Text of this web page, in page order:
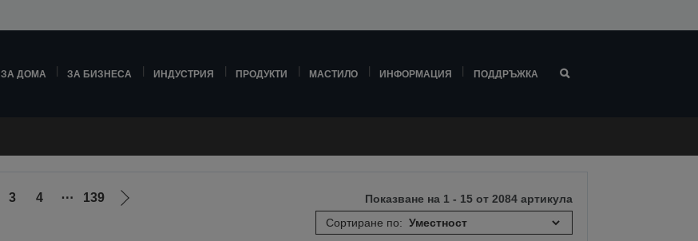
ЗА ДОМА ЗА БИЗНЕСА ИНДУСТРИЯ ПРОДУКТИ МАСТИЛО ИНФОРМАЦИЯ ПОДДРЪЖКА
3 4 ⋯ 139
Отиди
Показване на 1 - 15 от 2084 артикула
Сортиране по: